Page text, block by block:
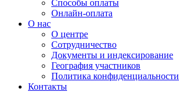
Способы оплаты
Онлайн-оплата
О нас
О центре
Сотрудничество
Документы и индексирование
География участников
Политика конфиденциальности
Контакты